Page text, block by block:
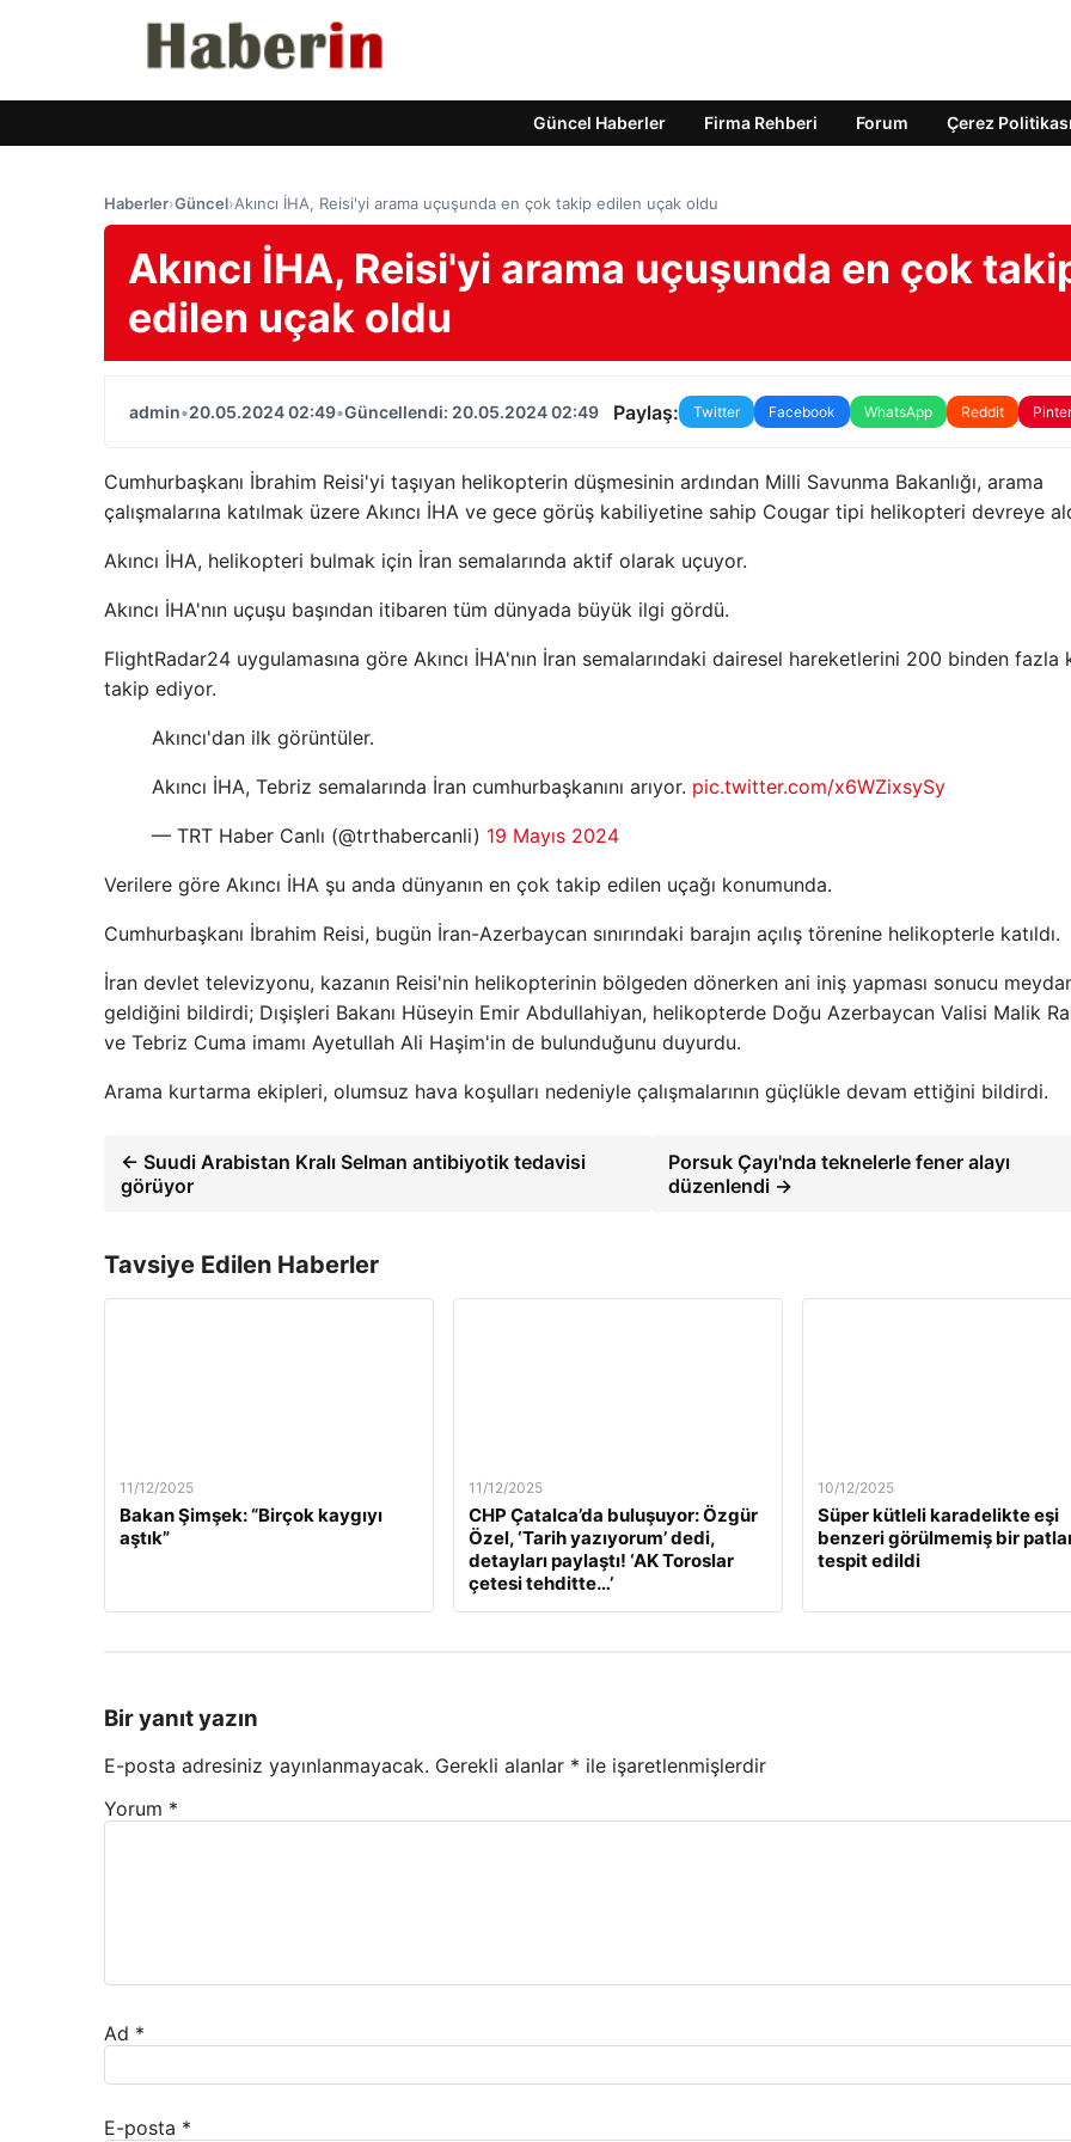
Güncel Haberler Firma Rehberi Forum Çerez Politikası
Haberler›Güncel›Akıncı İHA, Reisi'yi arama uçuşunda en çok takip edilen uçak oldu
Akıncı İHA, Reisi'yi arama uçuşunda en çok
edilen uçak oldu
admin•20.05.2024 02:49•Güncellendi: 20.05.2024 02:49 Paylaş: Twitter Facebook WhatsApp Reddit
Cumhurbaşkanı İbrahim Reisi'yi taşıyan helikopterin düşmesinin ardından Milli Savunma Bakanlığı, arama
çalışmalarına katılmak üzere Akıncı İHA ve gece görüş kabiliyetine sahip Cougar tipi helikopteri devreye
Akıncı İHA, helikopteri bulmak için İran semalarında aktif olarak uçuyor.
Akıncı İHA'nın uçuşu başından itibaren tüm dünyada büyük ilgi gördü.
FlightRadar24 uygulamasına göre Akıncı İHA'nın İran semalarındaki dairesel hareketlerini 200 binden fazla
takip ediyor.
Akıncı'dan ilk görüntüler.
Akıncı İHA, Tebriz semalarında İran cumhurbaşkanını arıyor. pic.twitter.com/x6WZixsySy
— TRT Haber Canlı (@trthabercanli) 19 Mayıs 2024
Verilere göre Akıncı İHA şu anda dünyanın en çok takip edilen uçağı konumunda.
Cumhurbaşkanı İbrahim Reisi, bugün İran-Azerbaycan sınırındaki barajın açılış törenine helikopterle katıldı.
İran devlet televizyonu, kazanın Reisi'nin helikopterinin bölgeden dönerken ani iniş yapması sonucu
geldiğini bildirdi; Dışişleri Bakanı Hüseyin Emir Abdullahiyan, helikopterde Doğu Azerbaycan Valisi Malik
ve Tebriz Cuma imamı Ayetullah Ali Haşim'in de bulunduğunu duyurdu.
Arama kurtarma ekipleri, olumsuz hava koşulları nedeniyle çalışmalarının güçlükle devam ettiğini bildirdi.
← Suudi Arabistan Kralı Selman antibiyotik tedavisi
görüyor
Porsuk Çayı'nda teknelerle fener alayı
düzenlendi →
Tavsiye Edilen Haberler
11/12/2025
Bakan Şimşek: “Birçok kaygıyı
aştık”
11/12/2025
CHP Çatalca’da buluşuyor: Özgür
Özel, ‘Tarih yazıyorum’ dedi,
detayları paylaştı! ‘AK Toroslar
çetesi tehditte…’
10/12/2025
Süper kütleli karadelikte eşi
benzeri görülmemiş bir
tespit edildi
Bir yanıt yazın
E-posta adresiniz yayınlanmayacak. Gerekli alanlar * ile işaretlenmişlerdir
Yorum *
Ad *
E-posta *